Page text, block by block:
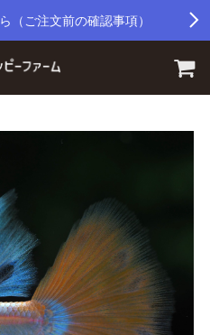
（ご注文前の確認事項）